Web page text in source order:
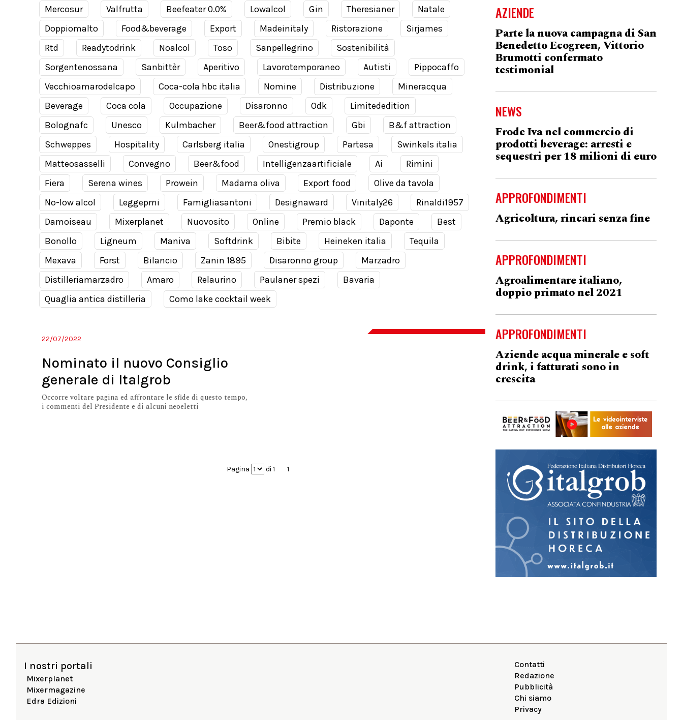
Mercosur
Valfrutta Beefeater 0.0% Lowalcol Gin Theresianer
Natale
Doppiomalto
Food&beverage Export Madeinitaly Ristorazione
Sirjames
Rtd
Readytodrink Noalcol Toso Sanpellegrino
Sostenibilità
Sorgentenossana
Sanbittèr Aperitivo Lavorotemporaneo Autisti
Pippocaffo
Vecchioamarodelcapo
Coca-cola hbc italia Nomine Distribuzione
Mineracqua
Beverage
Coca cola Occupazione Disaronno Odk
Limitededition
Bolognafc
Unesco Kulmbacher Beer&food attraction Gbi
B&f attraction
Schweppes
Hospitality Carlsberg italia Onestigroup Partesa
Swinkels italia
Matteosasselli
Convegno Beer&food Intelligenzaartificiale Ai
Rimini
Fiera
Serena wines Prowein Madama oliva Export food
Olive da tavola
No-low alcol
Leggepmi Famigliasantoni Designaward Vinitaly26
Rinaldi1957
Damoiseau
Mixerplanet Nuovosito Online Premio black Daponte
Best
Bonollo
Ligneum Maniva Softdrink Bibite Heineken italia
Tequila
Mexava
Forst Bilancio Zanin 1895 Disaronno group
Marzadro
Distilleriamarzadro
Amaro Relaurino Paulaner spezi
Bavaria
Quaglia antica distilleria
Como lake cocktail week
22/07/2022
Nominato il nuovo Consiglio
generale di Italgrob
Occorre voltare pagina ed affrontare le sfide di questo tempo,
i commenti del Presidente e di alcuni neoeletti
Pagina di 1 1
AZIENDE
Parte la nuova campagna di San
Benedetto Ecogreen, Vittorio
Brumotti confermato
testimonial
NEWS
Frode Iva nel commercio di
prodotti beverage: arresti e
sequestri per 18 milioni di euro
APPROFONDIMENTI
Agricoltura, rincari senza fine
APPROFONDIMENTI
Agroalimentare italiano,
doppio primato nel 2021
APPROFONDIMENTI
Aziende acqua minerale e soft
drink, i fatturati sono in
crescita
I nostri portali
Mixerplanet
Mixermagazine
Edra Edizioni
Contatti
Redazione
Pubblicità
Chi siamo
Privacy